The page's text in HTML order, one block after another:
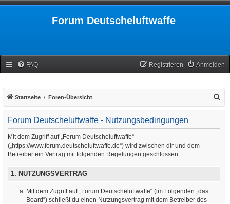
Forum Deutscheluftwaffe
FAQ Anmelden
Registrieren
Startseite Foren-Übersicht
Forum Deutscheluftwaffe - Nutzungsbedingungen
Mit dem Zugriff auf „Forum Deutscheluftwaffe“
(„https://www.forum.deutscheluftwaffe.de“) wird zwischen dir und dem
Betreiber ein Vertrag mit folgenden Regelungen geschlossen:
1. NUTZUNGSVERTRAG
Mit dem Zugriff auf „Forum Deutscheluftwaffe“ (im Folgenden „das
Board“) schließt du einen Nutzungsvertrag mit dem Betreiber des